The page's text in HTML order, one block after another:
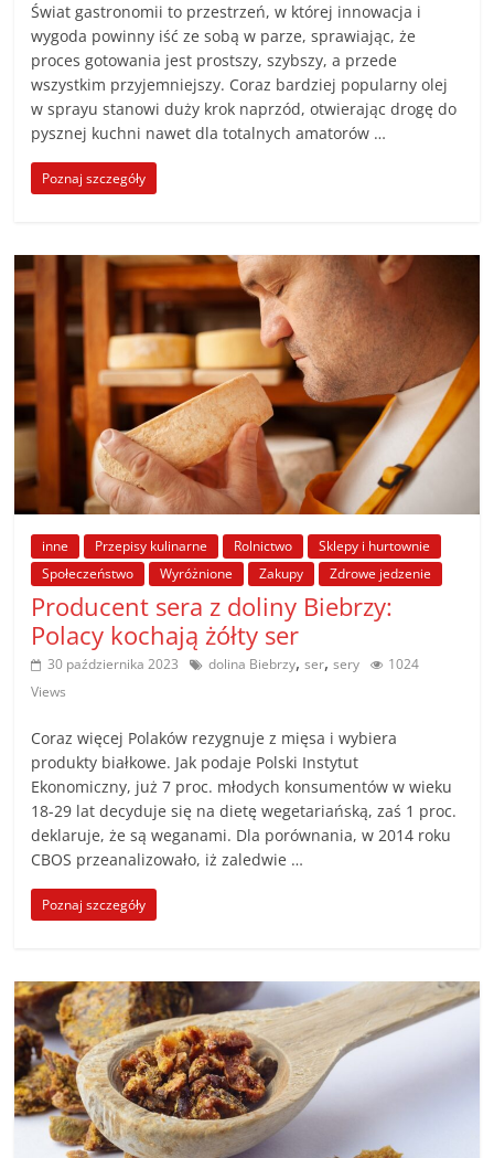
Świat gastronomii to przestrzeń, w której innowacja i
wygoda powinny iść ze sobą w parze, sprawiając, że
proces gotowania jest prostszy, szybszy, a przede
wszystkim przyjemniejszy. Coraz bardziej popularny olej
w sprayu stanowi duży krok naprzód, otwierając drogę do
pysznej kuchni nawet dla totalnych amatorów …
Poznaj szczegóły
inne Przepisy kulinarne Rolnictwo
Sklepy i hurtownie
Społeczeństwo
Wyróżnione Zakupy Zdrowe jedzenie
Producent sera z doliny Biebrzy:
Polacy kochają żółty ser
30 października 2023 dolina Biebrzy,ser,sery
1024
Views
Coraz więcej Polaków rezygnuje z mięsa i wybiera
produkty białkowe. Jak podaje Polski Instytut
Ekonomiczny, już 7 proc. młodych konsumentów w wieku
18-29 lat decyduje się na dietę wegetariańską, zaś 1 proc.
deklaruje, że są weganami. Dla porównania, w 2014 roku
CBOS przeanalizowało, iż zaledwie …
Poznaj szczegóły